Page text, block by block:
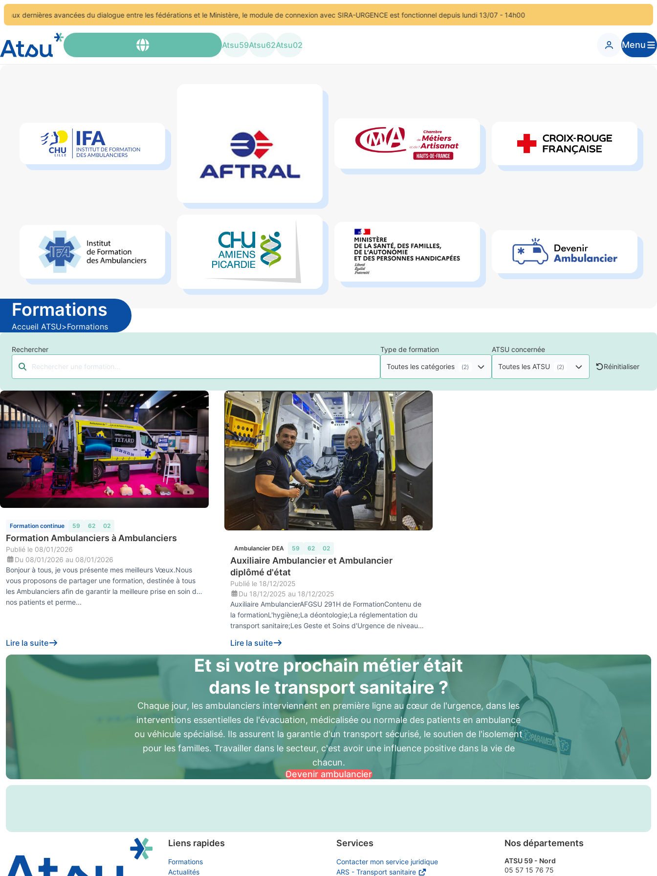
avancées du dialogue entre les fédérations et le Ministère, le module de connexion avec SIRA-URGENCE est fonctionnel depuis lundi 13/07 - 14h00
Atsu59Atsu62Atsu02 Menu
Formations
Accueil ATSU>Formations
Rechercher Type de formation
Toutes les catégories (2)
ATSU concernée
Toutes les ATSU (2) Réinitialiser
Formation continue 59 62 02
Formation Ambulanciers à Ambulanciers
Publié le 08/01/2026
Du 08/01/2026 au 08/01/2026
Bonjour à tous, je vous présente mes meilleurs Vœux.Nous
vous proposons de partager une formation, destinée à tous
les Ambulanciers afin de garantir la meilleure prise en soin de
nos patients et perme...
Lire la suite
Ambulancier DEA 59 62 02
Auxiliaire Ambulancier et Ambulancier
diplômé d'état
Publié le 18/12/2025
Du 18/12/2025 au 18/12/2025
Auxiliaire AmbulancierAFGSU 291H de FormationContenu de
la formationL'hygiène;La déontologie;La réglementation du
transport sanitaire;Les Geste et Soins d'Urgence de niveau
Lire la suite
Et si votre prochain métier était
dans le transport sanitaire ?
Chaque jour, les ambulanciers interviennent en première ligne au cœur de l'urgence, dans les
interventions essentielles de l'évacuation, médicalisée ou normale des patients en ambulance
ou véhicule spécialisé. Ils assurent la garantie d'un transport sécurisé, le soutien de l'isolement
pour les familles. Travailler dans le secteur, c'est avoir une influence positive dans la vie de
chacun.
Devenir ambulancier
Liens rapides
Formations
Actualités
Services
Contacter mon service juridique
ARS - Transport sanitaire
Nos départements
ATSU 59 - Nord
05 57 15 76 75